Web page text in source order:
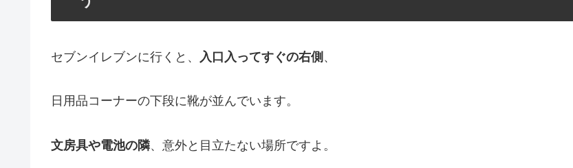
セブンイレブンに行くと、 入口入ってすぐの右側 、
日用品コーナーの下段に靴が並んでいます。
文房具や電池の隣、意外と目立たない場所ですよ。